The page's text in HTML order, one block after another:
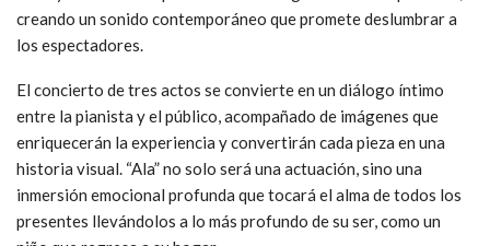
creando un sonido contemporáneo que promete deslumbrar a
los espectadores.
El concierto de tres actos se convierte en un diálogo íntimo
entre la pianista y el público, acompañado de imágenes que
enriquecerán la experiencia y convertirán cada pieza en una
historia visual. “Ala” no solo será una actuación, sino una
inmersión emocional profunda que tocará el alma de todos los
presentes llevándolos a lo más profundo de su ser, como un